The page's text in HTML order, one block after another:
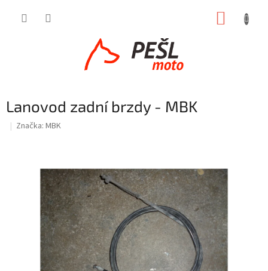
Lanovod zadní brzdy - MBK
Značka: MBK